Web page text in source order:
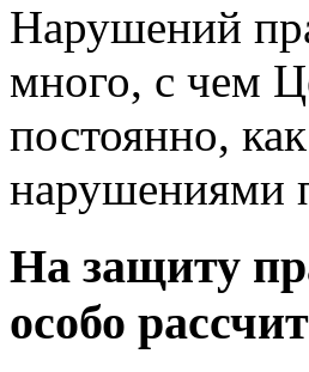
Нарушений
много, с чем
постоянно,
нарушениями
На защиту
особо